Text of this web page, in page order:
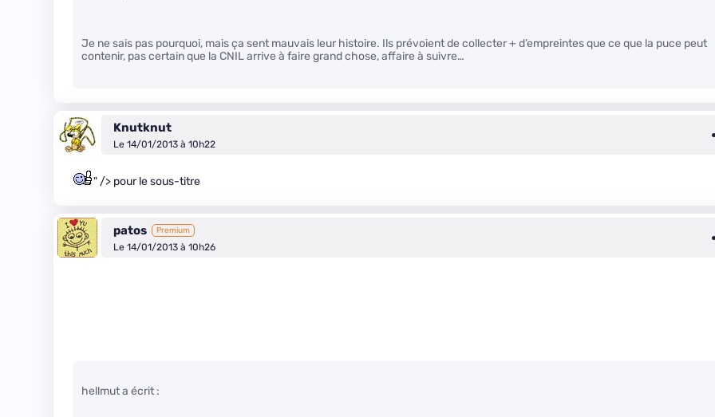
Je ne sais pas pourquoi, mais ça sent mauvais leur histoire. Ils prévoient de collecter + d’empreintes que ce que la puce peut
contenir, pas certain que la CNIL arrive à faire grand chose, affaire à suivre…
Knutknut
Le 14/01/2013 à 10h22
" /> pour le sous-titre
patos Premium
Le 14/01/2013 à 10h26
hellmut a écrit :